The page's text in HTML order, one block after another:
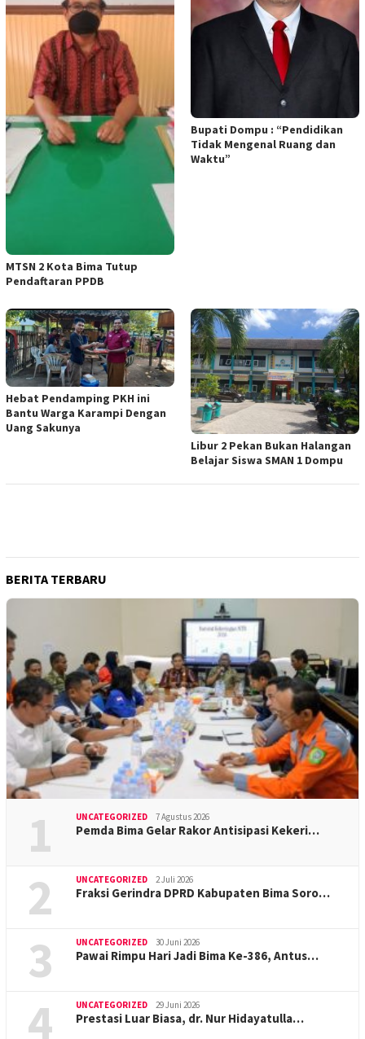
MTSN 2 Kota Bima Tutup
Pendaftaran PPDB
Bupati Dompu : “Pendidikan
Tidak Mengenal Ruang dan
Waktu”
Hebat Pendamping PKH ini
Bantu Warga Karampi Dengan
Uang Sakunya
Libur 2 Pekan Bukan Halangan
Belajar Siswa SMAN 1 Dompu
BERITA TERBARU
1 UNCATEGORIZED 7 Agustus 2026
Pemda Bima Gelar Rakor Antisipasi Kekeri…
2 UNCATEGORIZED 2 Juli 2026
Fraksi Gerindra DPRD Kabupaten Bima Soro…
3 UNCATEGORIZED 30 Juni 2026
Pawai Rimpu Hari Jadi Bima Ke-386, Antus…
4 UNCATEGORIZED 29 Juni 2026
Prestasi Luar Biasa, dr. Nur Hidayatulla…